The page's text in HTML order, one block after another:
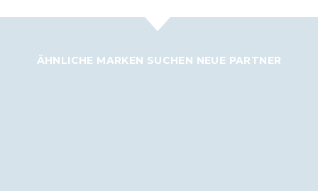
ÄHNLICHE MARKEN SUCHEN NEUE PARTNER